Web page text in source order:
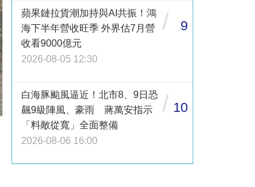
蘋果鏈拉貨潮加持與AI共振！鴻
海下半年營收旺季 外界估7月營
收看9000億元
2026-08-05 12:30
/ 9
白海豚颱風逼近！北市8、9日恐
飆9級陣風、豪雨 蔣萬安指示
「料敵從寬」全面整備
2026-08-06 16:00
/ 10